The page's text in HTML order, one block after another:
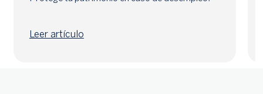
Leer artículo